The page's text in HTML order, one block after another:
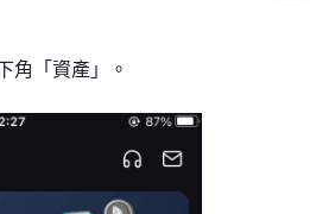
角「資產」。